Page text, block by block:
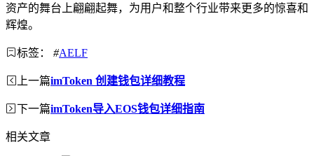
资产的舞台上翩翩起舞，为用户和整个行业带来更多的惊喜和
辉煌。
标签： #AELF
上一篇imToken 创建钱包详细教程
下一篇imToken导入EOS钱包详细指南
相关文章